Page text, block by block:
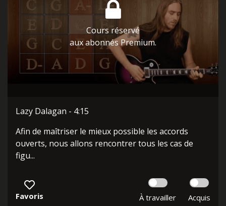
Cours réservé
aux abonnés Premium.
Lazy Dalagan - 4:15
Afin de maîtriser le mieux possible les accords
ouverts, nous allons rencontrer tous les cas de
figu...
Favoris À travailler Acquis